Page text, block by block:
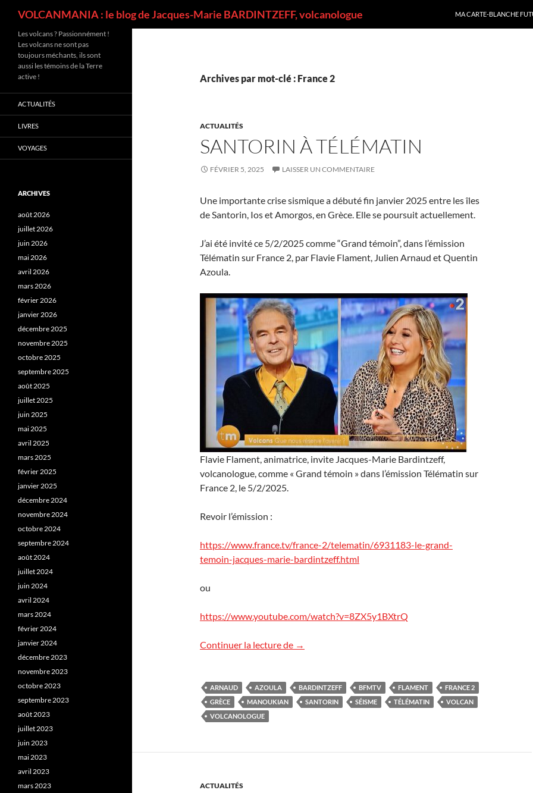
VOLCANMANIA : le blog de Jacques-Marie BARDINTZEFF, volcanologue
MA CARTE-BLANCHE
Archives par mot-clé : France 2
ACTUALITÉS
SANTORIN À TÉLÉMATIN
FÉVRIER 5, 2025 LAISSER UN COMMENTAIRE
Une importante crise sismique a débuté fin janvier 2025 entre les îles
de Santorin, Ios et Amorgos, en Grèce. Elle se poursuit actuellement.
J’ai été invité ce 5/2/2025 comme “Grand témoin”, dans l’émission
Télématin sur France 2, par Flavie Flament, Julien Arnaud et Quentin
Azoula.
Flavie Flament, animatrice, invite Jacques-Marie Bardintzeff,
volcanologue, comme « Grand témoin » dans l’émission Télématin sur
France 2, le 5/2/2025.
Revoir l’émission :
https://www.france.tv/france-2/telematin/6931183-le-grand-
temoin-jacques-marie-bardintzeff.html
ou
https://www.youtube.com/watch?v=8ZX5y1BXtrQ
Continuer la lecture de Santorin à Télématin
→
ARNAUD AZOULA BARDINTZEFF BFMTV FLAMENT
FRANCE 2
GRÈCE
MANOUKIAN SANTORIN SÉISME TÉLÉMATIN
VOLCAN
VOLCANOLOGUE
ACTUALITÉS
Les volcans ? Passionnément !
Les volcans ne sont pas
toujours méchants, ils sont
aussi les témoins de la Terre
active !
ACTUALITÉS
LIVRES
VOYAGES
ARCHIVES
août 2026
juillet 2026
juin 2026
mai 2026
avril 2026
mars 2026
février 2026
janvier 2026
décembre 2025
novembre 2025
octobre 2025
septembre 2025
août 2025
juillet 2025
juin 2025
mai 2025
avril 2025
mars 2025
février 2025
janvier 2025
décembre 2024
novembre 2024
octobre 2024
septembre 2024
août 2024
juillet 2024
juin 2024
avril 2024
mars 2024
février 2024
janvier 2024
décembre 2023
novembre 2023
octobre 2023
septembre 2023
août 2023
juillet 2023
juin 2023
mai 2023
avril 2023
mars 2023